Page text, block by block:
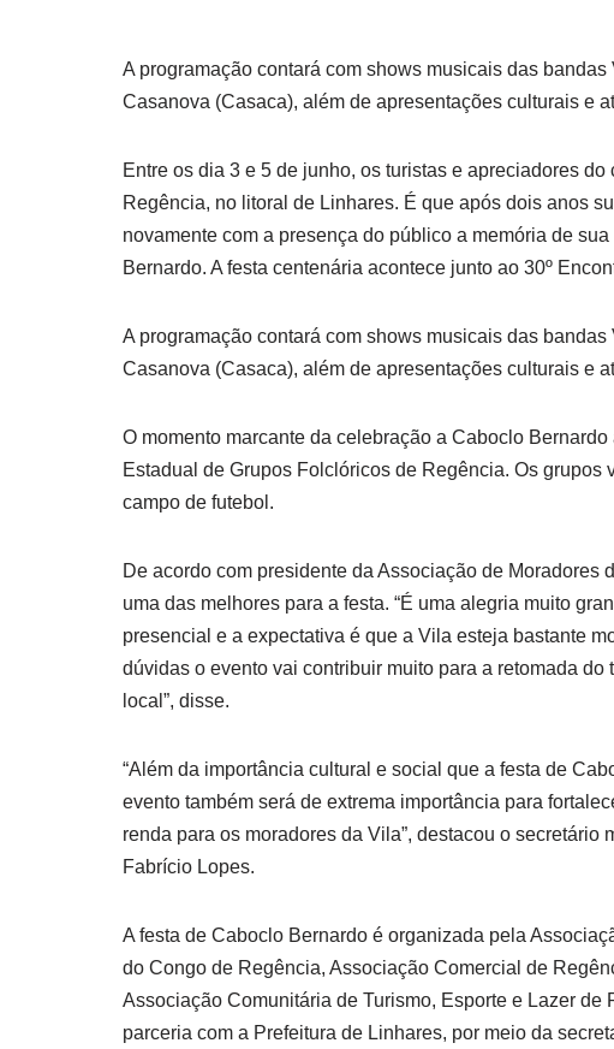
A programação contará com shows musicais das
Casanova (Casaca), além de apresentações culturais e
Entre os dia 3 e 5 de junho, os turistas e apreciadores
Regência, no litoral de Linhares. É que após dois anos
novamente com a presença do público a memória de
Bernardo. A festa centenária acontece junto ao 30º
A programação contará com shows musicais das
Casanova (Casaca), além de apresentações culturais e
O momento marcante da celebração a Caboclo
Estadual de Grupos Folclóricos de Regência. Os
campo de futebol.
De acordo com presidente da Associação de
uma das melhores para a festa. “É uma alegria muito
presencial e a expectativa é que a Vila esteja bastante
dúvidas o evento vai contribuir muito para a retomada
local”, disse.
“Além da importância cultural e social que a festa de
evento também será de extrema importância para
renda para os moradores da Vila”, destacou o secretário
Fabrício Lopes.
A festa de Caboclo Bernardo é organizada pela
do Congo de Regência, Associação Comercial de
Associação Comunitária de Turismo, Esporte e Lazer
parceria com a Prefeitura de Linhares, por meio da